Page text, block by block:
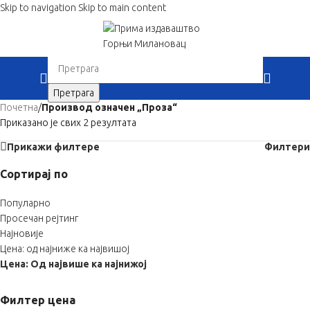
Skip to navigation Skip to main content
Претрага
Почетна/Производ oзначен „Проза“
Приказано је свих 2 резултата
Прикажи филтере Филтери
Сортирај по
Популарно
Просечан рејтинг
Најновије
Цена: од најниже ка највишој
Цена: Од највише ка најнижој
Филтер цена